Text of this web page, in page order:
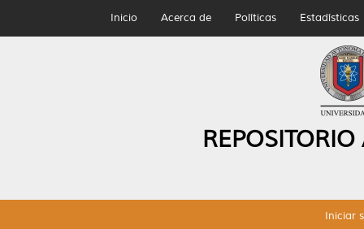
Inicio Acerca de Políticas Estadísticas
Iniciar